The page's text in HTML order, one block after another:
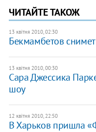
ЧИТАЙТЕ ТАКОЖ
13 квітня 2010, 02:30
Бекмамбетов
13 квітня 2010, 00:30
Сара Джессика
шоу
12 квітня 2010, 22:50
В Харьков пришла